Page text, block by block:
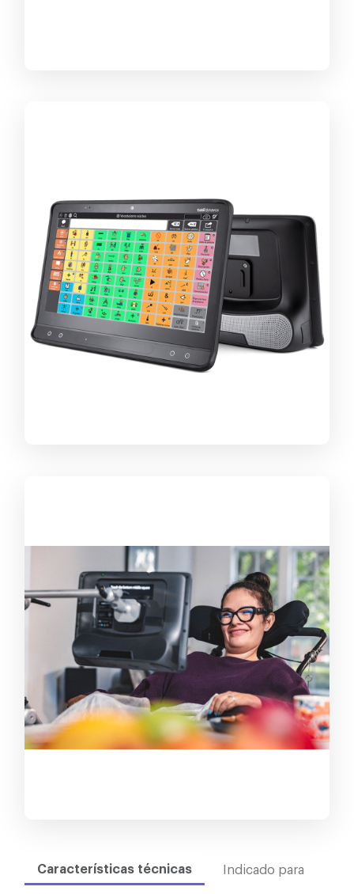
Características técnicas
Indicado para